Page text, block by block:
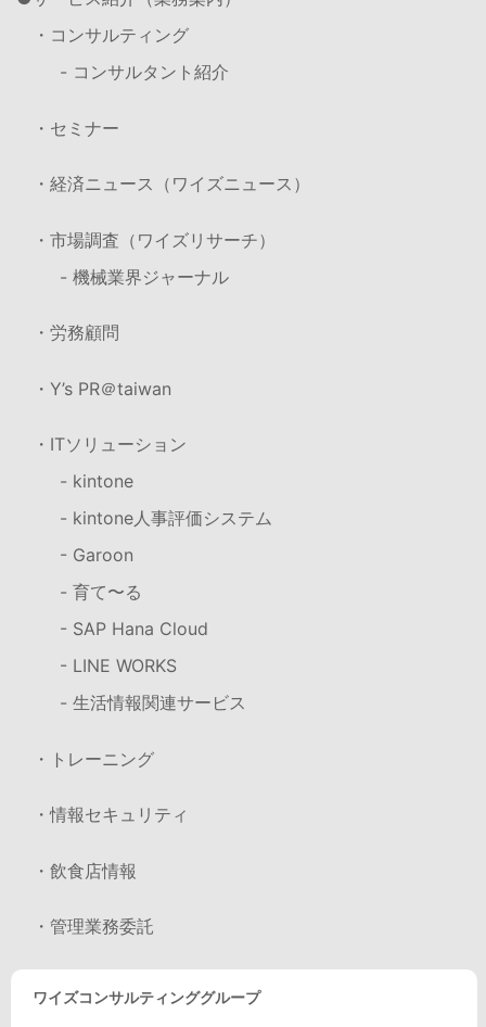
・コンサルティング
- コンサルタント紹介
・セミナー
・経済ニュース（ワイズニュース）
・市場調査（ワイズリサーチ）
- 機械業界ジャーナル
・労務顧問
・Y’s PR＠taiwan
・ITソリューション
- kintone
- kintone人事評価システム
- Garoon
- 育て〜る
- SAP Hana Cloud
- LINE WORKS
- 生活情報関連サービス
・トレーニング
・情報セキュリティ
・飲食店情報
・管理業務委託
ワイズコンサルティンググループ